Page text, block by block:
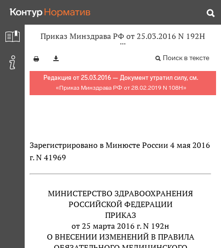
Приказ Минздрава РФ от 25.03.2016 N 192Н
Поиск в тексте
Редакция от 25.03.2016 — Документ утратил силу, см.
«Приказ Минздрава РФ от 28.02.2019 N 108Н»
Зарегистрировано в Минюсте России 4 мая 2016
г. N 41969
МИНИСТЕРСТВО ЗДРАВООХРАНЕНИЯ
РОССИЙСКОЙ ФЕДЕРАЦИИ
ПРИКАЗ
от 25 марта 2016 г. N 192н
О ВНЕСЕНИИ ИЗМЕНЕНИЙ В ПРАВИЛА